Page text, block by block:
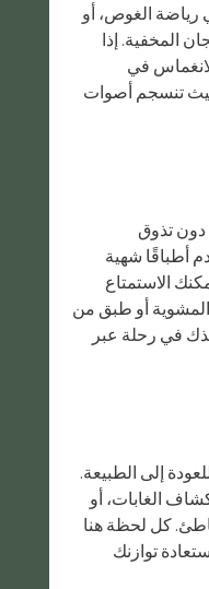
رياضة الغوص، أو
المخفية. إذا
في
تنسجم أصوات
دون تذوق
أطباقًا شهية
الاستمتاع
أو طبق من
في رحلة عبر
إلى الطبيعة.
الغابات، أو
كل لحظة هنا
توازنك